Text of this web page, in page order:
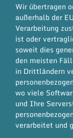
Wir übertragen
außerhalb der
Verarbeitung
ist oder
soweit dies
den meisten
in Drittländern
wo viele
und Ihre
verarbeitet und